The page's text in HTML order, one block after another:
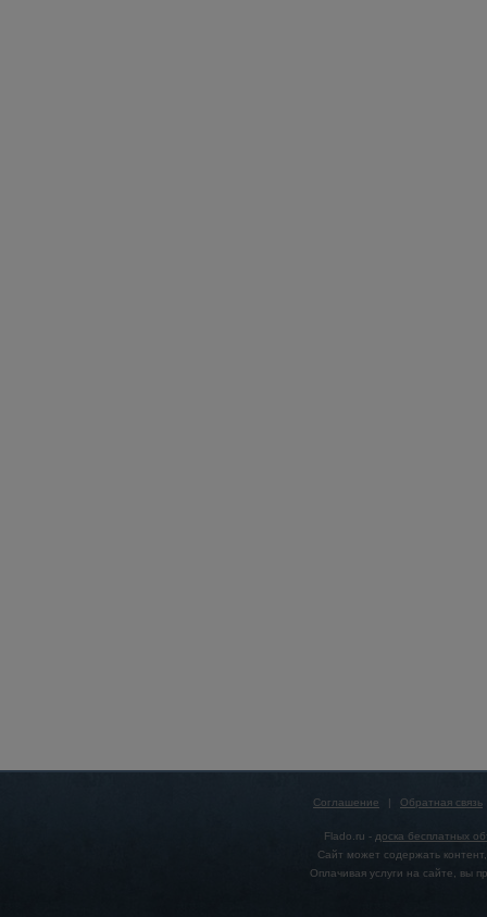
Соглашение | Обратная связь
Flado.ru - доска бесплатных
Сайт может содержать
Оплачивая услуги на сайте, вы